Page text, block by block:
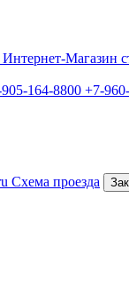
Интернет-Магазин
164-8800 +7-
Схема проезда